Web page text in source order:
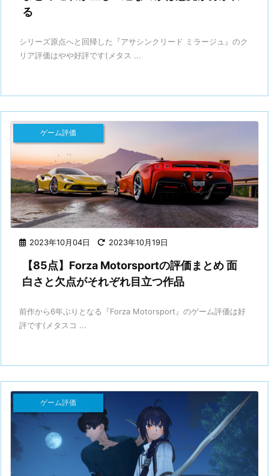
る
シリーズ原点へと回帰した『アサシンクリード ミラージュ』のク
リア評価はやや好評です(メタス ...
2023年10月04日 2023年10月19日
ゲーム評価
【85点】Forza Motorsportの評価まとめ 面
白さと欠点がそれぞれ目立つ作品
前作から6年ぶりとなる『Forza Motorsport』のゲーム評価は好
評です(メタスコ ...
ゲーム評価